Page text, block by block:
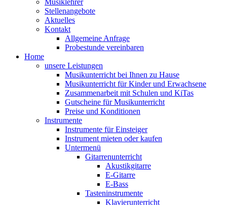
Stellenangebote
Aktuelles
Kontakt
Allgemeine Anfrage
Probestunde vereinbaren
Home
unsere Leistungen
Musikunterricht bei Ihnen zu Hause
Musikunterricht für Kinder und Erwachsene
Zusammenarbeit mit Schulen und KiTas
Gutscheine für Musikunterricht
Preise und Konditionen
Instrumente
Instrumente für Einsteiger
Instrument mieten oder kaufen
Untermenü
Gitarrenunterricht
Akustikgitarre
E-Gitarre
E-Bass
Tasteninstrumente
Klavierunterricht